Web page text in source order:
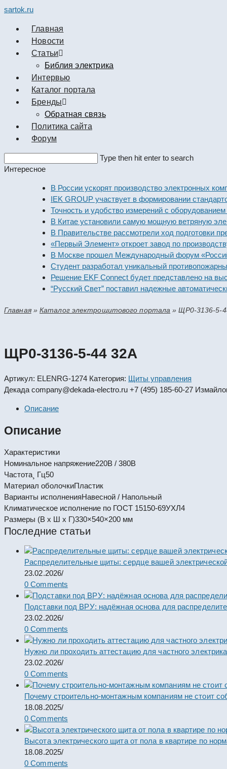
sartok.ru
Главная
Новости
Cтатьи
Библия электрика
Интервью
Каталог портала
Бренды
Обратная связь
Политика сайта
Форум
this
Type then hit enter to search
Интересное
В России ускорят производство электронных
IEK GROUP участвует в формировании стандартов
Точность и удобство измерений с оборудованием
В Китае установили самую мощную ветряную
В Правительстве рассмотрели ход подготовки
«Первый Элемент» откроет завод по производству
В Москве прошел Международный форум «Российская
Студент разработал уникальный противопожарный
Решение EKF Connect будет представлено на
“Русский Свет” поставил надежные автоматические
Главная»Каталог электрощитового портала »ЩР0-3136-5-
ЩР0-3136-5-44 32А
Артикул: ELENRG-1274 Категория: Щиты управления
Декада company@dekada-electro.ru +7 (495) 185-60-27
Описание
Описание
Характеристики
Номинальное напряжение220В / 380В
Частота¸ Гц50
Материал оболочкиПластик
Варианты исполненияНавесной / Напольный
Климатическое исполнение по ГОСТ 15150-69УХЛ4
Размеры (В х Ш х Г)330×540×200 мм
Последние статьи
Распределительные щиты: сердце вашей
23.02.2026/
0 Comments
Подставки под ВРУ: надёжная основа для
23.02.2026/
0 Comments
Нужно ли проходить аттестацию для частного
23.02.2026/
0 Comments
Почему строительно-монтажным компаниям не стоит
18.08.2025/
0 Comments
Высота электрического щита от пола в квартире по
18.08.2025/
0 Comments